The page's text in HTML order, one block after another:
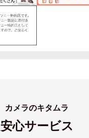
カメラのキタムラ
安心サービス